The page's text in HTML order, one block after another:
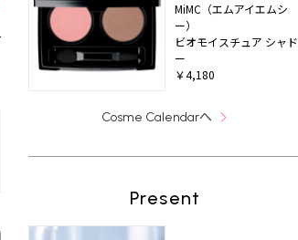
MiMC（エムアイエムシ
ー）
ビオモイスチュア シャド
ー
￥4,180
Cosme Calendarへ
Present